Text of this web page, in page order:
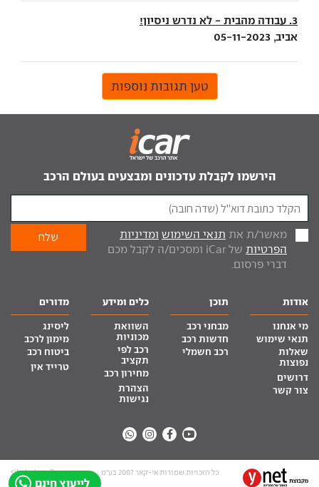
3. עבודה מהבית - לא נדרש ניסיון!
אביב, 05-11-2023
טען תגובות נוספות
לייעוץ חינם
הירשמו לקבלת עדכונים ומבצעים בעולם הרכב
מאשר/ת את תנאי השימוש ומדיניות
הפרטיות
של iCar ומסכים/ה לקבל מכם
דברי פרסום.
אודות
מי אנחנו
תנאי שימוש
שאלות
נפוצות
דרושים
צור קשר
תוכן
מבחני רכב
חדשות רכב
רכב חשמלי
כלים ומידע
השוואת
מכוניות
רכב לפי
תקציב
מחירון רכב
הצהרת
נגישות
מדורים
ליסינג
מימון לרכב
ביטוח רכב
טרייד אין
כל הזכויות שמורות אי-קאר 2007 בע”מ site by tq.soft